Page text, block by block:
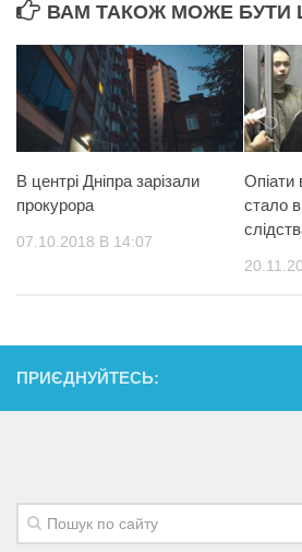
ВАМ ТАКОЖ МОЖЕ БУТИ
В центрі Дніпра зарізали
прокурора
07.10.2018 В 14:07
Oпiaти
стало
ПРИЄДНУЙТЕСЬ: